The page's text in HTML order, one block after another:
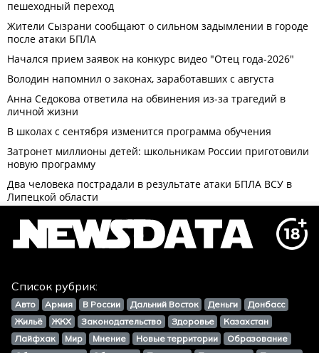
Список рубрик:
Авто Армия В России Дальний Восток Деньги
Донбасс
Жильё
ЖКХ Законодательство Здоровье
Казахстан
Лайфхак
Мир Мнение Новые территории
Образование